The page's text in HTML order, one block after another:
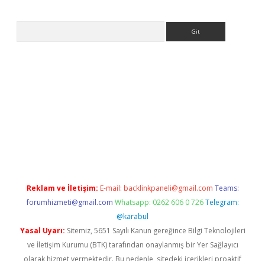
Reklam ve İletişim: E-mail: backlinkpaneli@gmail.com Teams:
forumhizmeti@gmail.com Whatsapp: 0262 606 0 726 Telegram:
@karabul
Yasal Uyarı: Sitemiz, 5651 Sayılı Kanun gereğince Bilgi Teknolojileri
ve İletişim Kurumu (BTK) tarafından onaylanmış bir Yer Sağlayıcı
olarak hizmet vermektedir. Bu nedenle, sitedeki içerikleri proaktif